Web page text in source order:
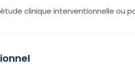
clinique interventionnelle ou